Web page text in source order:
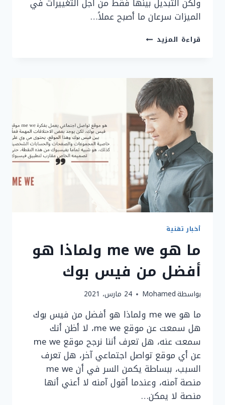
الميزات سرعان ما أصبح عملاً…
قراءة المزيد NOTION
في
ادارة
الاعمال
وتنظيم
يومك
أخبار تقنية
ما هو me we ولماذا هو
أفضل من فيس بوك
بواسطةMohamed 24 مارس، 2021
ما هو me we ولماذا هو أفضل من فيس بوك
هل سمعت عن موقع me we، لا أظن أنك
سمعت عنه، هل تعرف أننا نرجح موقع me we
عن أي موقع تواصل اجتماعي آخر، هل تعرف
السبب، ببساطة يكمن السر في أن me we
منصة آمنه، وعندما أقول آمنه لا أعني أنها
منصة لا يمكن…